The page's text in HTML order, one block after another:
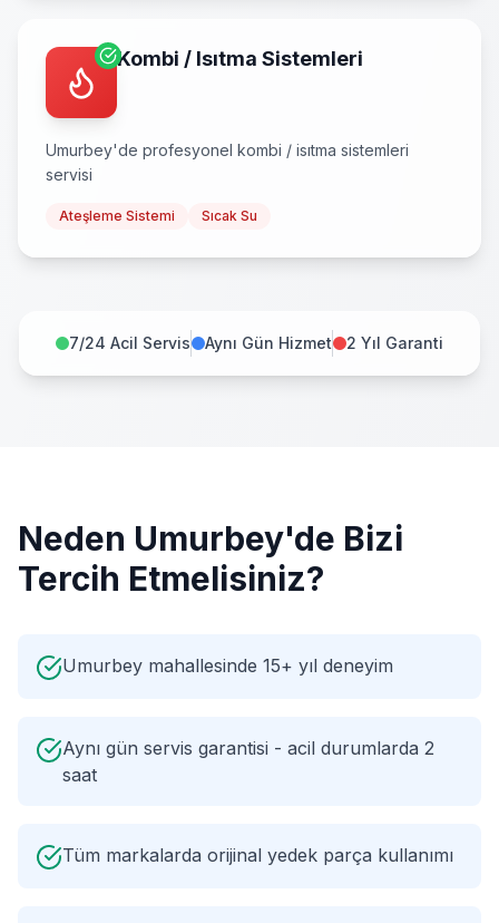
Kombi / Isıtma Sistemleri
Umurbey'de profesyonel kombi / isıtma sistemleri
servisi
Ateşleme Sistemi Sıcak Su
7/24 Acil Servis Aynı Gün Hizmet 2 Yıl Garanti
Neden Umurbey'de Bizi
Tercih Etmelisiniz?
Umurbey mahallesinde 15+ yıl deneyim
Aynı gün servis garantisi - acil durumlarda 2
saat
Tüm markalarda orijinal yedek parça kullanımı